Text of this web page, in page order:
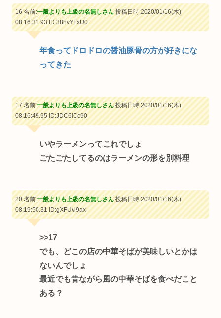
16 名前:一般よりも上級の名無しさん投稿日時:2020/01/16(木)
08:16:31.93ID:38hvYFxU0
年食ってドロドロの醤油豚骨の方が好きにな
ってきた
17 名前:一般よりも上級の名無しさん投稿日時:2020/01/16(木)
08:16:49.95ID:JDC6iCc90
いやラーメンってこれでしょ
ごたごたしてるのはラーメンの形を別料理
20 名前:一般よりも上級の名無しさん投稿日時:2020/01/16(木)
08:19:50.31ID:gXFUvi9ax
>>17
でも、どこの店の中華そばが美味しいとかは
ないんでしょ
最近でも昔ながら風の中華そばを食べだこと
ある？